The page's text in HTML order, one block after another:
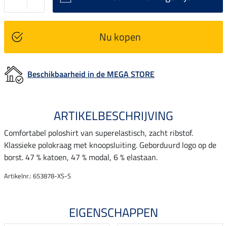
Nu kopen
Beschikbaarheid in de MEGA STORE
ARTIKELBESCHRIJVING
Comfortabel poloshirt van superelastisch, zacht ribstof.
Klassieke polokraag met knoopsluiting. Geborduurd logo op de
borst. 47 % katoen, 47 % modal, 6 % elastaan.
Artikelnr.: 653878-XS-S
EIGENSCHAPPEN